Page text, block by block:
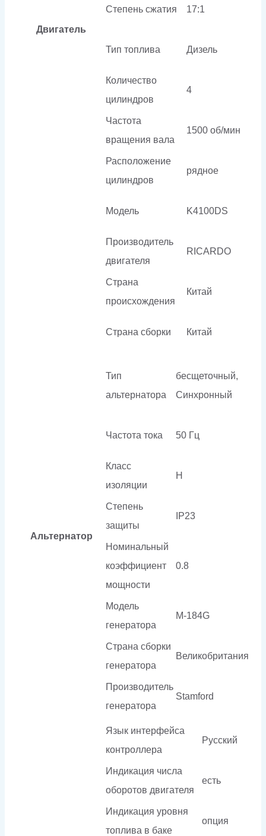
Двигатель
Степень сжатия 17:1
Тип топлива Дизель
Количество
цилиндров
4
Частота
вращения вала
1500 об/мин
Расположение
цилиндров
рядное
Модель K4100DS
Производитель
двигателя
RICARDO
Страна
происхождения
Китай
Страна сборки Китай
Альтернатор
Тип
альтернатора
бесщеточный,
Синхронный
Частота тока 50 Гц
Класс
изоляции
H
Степень
защиты
IP23
Номинальный
коэффициент
мощности
0.8
Модель
генератора
M-184G
Страна сборки
генератора
Великобритания
Производитель
генератора
Stamford
Язык интерфейса
контроллера
Русский
Индикация числа
оборотов двигателя
есть
Индикация уровня
топлива в баке
опция